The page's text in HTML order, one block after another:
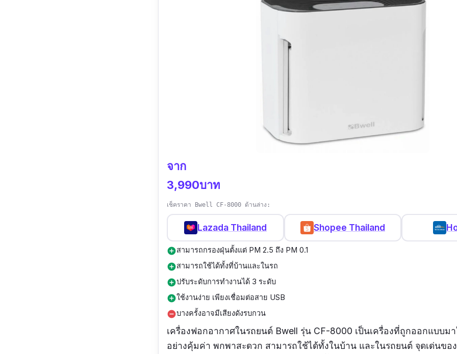
จาก
3,990บาท
เช็คราคา Bwell CF-8000 ด้านล่าง:
Lazada Thailand Shopee Thailand
add_circleสามารถกรองฝุ่นตั้งแต่ PM 2.5 ถึง PM 0.1
add_circleสามารถใช้ได้ทั้งที่บ้านและในรถ
add_circleปรับระดับการทำงานได้ 3 ระดับ
add_circleใช้งานง่าย เพียงเชื่อมต่อสาย USB
remove_circleบางครั้งอาจมีเสียงดังรบกวน
เครื่องฟอกอากาศในรถยนต์ Bwell รุ่น CF-8000 เป็นเครื่องที่ถูกออกแบบม
อย่างคุ้มค่า พกพาสะดวก สามารถใช้ได้ทั้งในบ้าน และในรถยนต์ จุดเด่นขอ